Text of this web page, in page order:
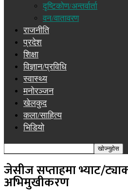
दृष्टिकोण/अन्तर्वार्ता
वन/वातावरण
राजनीति
प्रदेश
शिक्षा
विज्ञान/प्रविधि
स्वास्थ्य
मनोरञ्जन
खेलकुद
कला/साहित्य
भिडियो
जेसीज सप्ताहमा भ्याट/
अभिमुखीकरण